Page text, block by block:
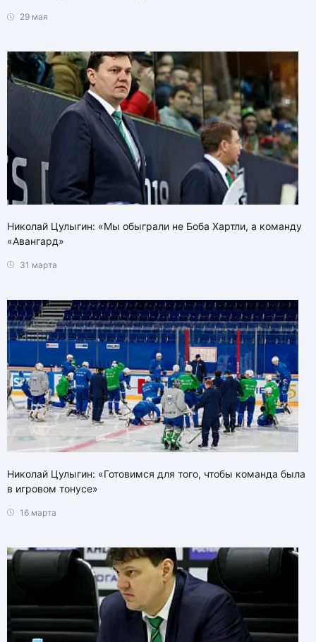
29 мая
Николай Цулыгин: «Мы обыграли не Боба Хартли, а команду
«Авангард»
31 марта
Николай Цулыгин: «Готовимся для того, чтобы команда была
в игровом тонусе»
16 марта